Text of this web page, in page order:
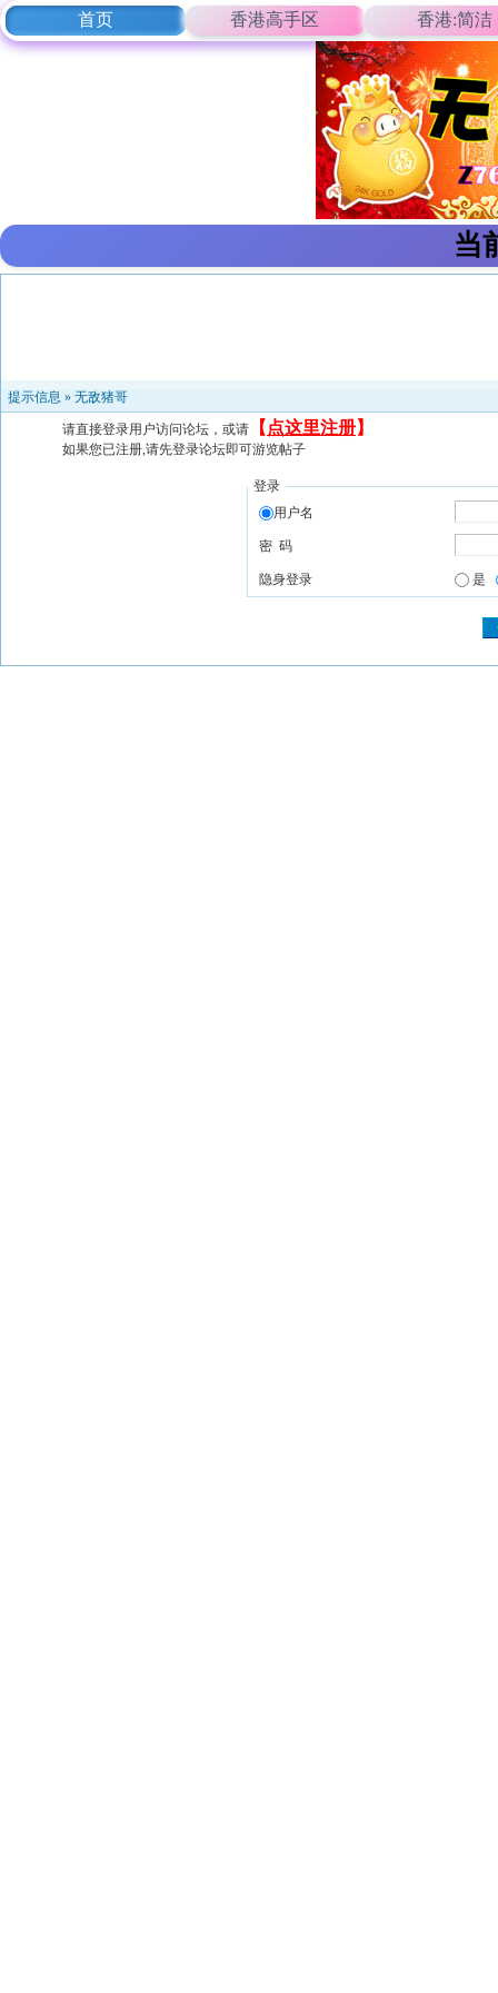
首页 香港高手区 香港:简洁
当
提示信息 » 无敌猪哥
请直接登录用户访问论坛，或请 【 点这里注册】
如果您已注册,请先登录论坛即可游览帖子
登录
用户名
密 码
隐身登录 是